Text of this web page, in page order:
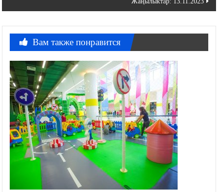
Вам также понравится